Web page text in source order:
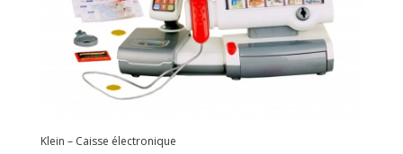
Klein – Caisse électronique